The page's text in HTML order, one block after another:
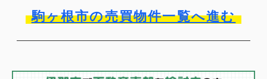
駒ヶ根市の売買物件一覧へ進む